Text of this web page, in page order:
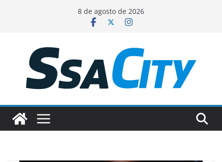
conteúdo
8 de agosto de 2026